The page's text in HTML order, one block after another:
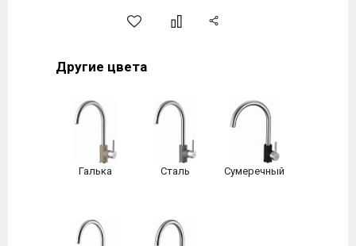
Другие цвета
Галька Сталь Сумеречный